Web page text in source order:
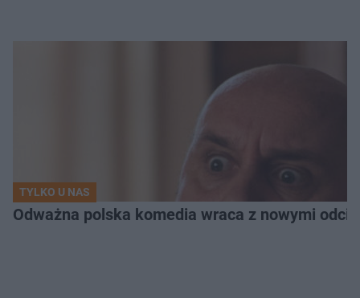
TYLKO U NAS
Odważna polska komedia wraca z nowymi